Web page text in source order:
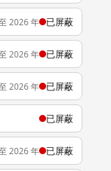
2026 年 已屏蔽
2026 年 已屏蔽
2026 年 已屏蔽
已屏蔽
2026 年 已屏蔽